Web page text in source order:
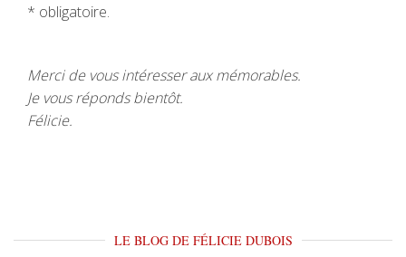
* obligatoire.
Merci de vous intéresser aux mémorables.
Je vous réponds bientôt.
Félicie.
LE BLOG DE FÉLICIE DUBOIS